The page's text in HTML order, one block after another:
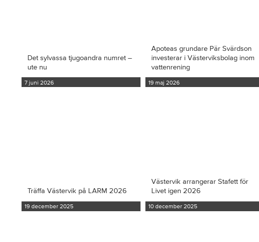
Det sylvassa tjugoandra numret –
ute nu
7 juni 2026
Apoteas grundare Pär Svärdson
investerar i Västerviksbolag inom
vattenrening
19 maj 2026
Träffa Västervik på LARM 2026
19 december 2025
Västervik arrangerar Stafett för
Livet igen 2026
10 december 2025